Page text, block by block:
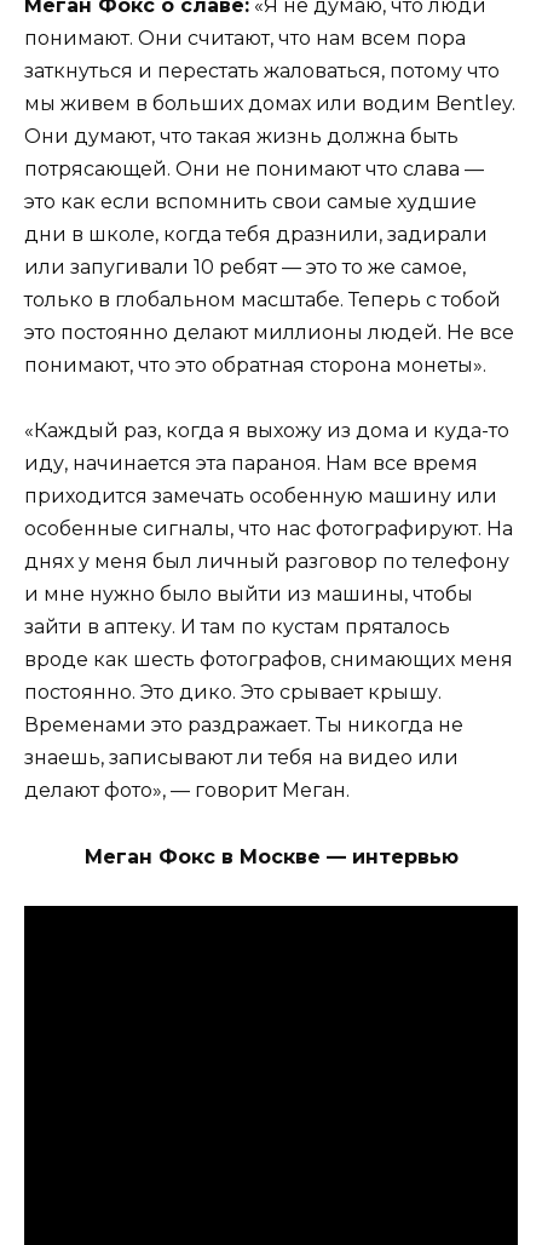
Меган Фокс о славе: «Я не думаю, что люди
понимают. Они считают, что нам всем пора
заткнуться и перестать жаловаться, потому что
мы живем в больших домах или водим Bentley.
Они думают, что такая жизнь должна быть
потрясающей. Они не понимают что слава —
это как если вспомнить свои самые худшие
дни в школе, когда тебя дразнили, задирали
или запугивали 10 ребят — это то же самое,
только в глобальном масштабе. Теперь с тобой
это постоянно делают миллионы людей. Не все
понимают, что это обратная сторона монеты».
«Каждый раз, когда я выхожу из дома и куда-то
иду, начинается эта параноя. Нам все время
приходится замечать особенную машину или
особенные сигналы, что нас фотографируют. На
днях у меня был личный разговор по телефону
и мне нужно было выйти из машины, чтобы
зайти в аптеку. И там по кустам пряталось
вроде как шесть фотографов, снимающих меня
постоянно. Это дико. Это срывает крышу.
Временами это раздражает. Ты никогда не
знаешь, записывают ли тебя на видео или
делают фото», — говорит Меган.
Меган Фокс в Москве — интервью